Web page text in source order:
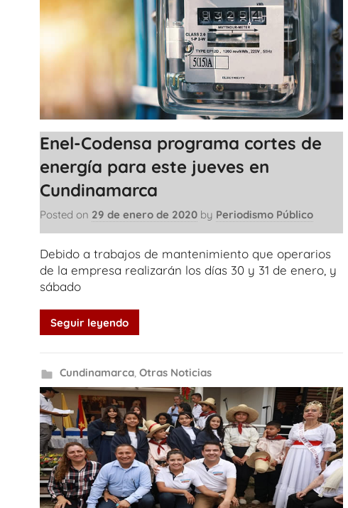
Enel-Codensa programa cortes de
energía para este jueves en
Cundinamarca
Posted on 29 de enero de 2020 by Periodismo Público
Debido a trabajos de mantenimiento que operarios
de la empresa realizarán los días 30 y 31 de enero, y
sábado
Seguir leyendo
Cundinamarca, Otras Noticias